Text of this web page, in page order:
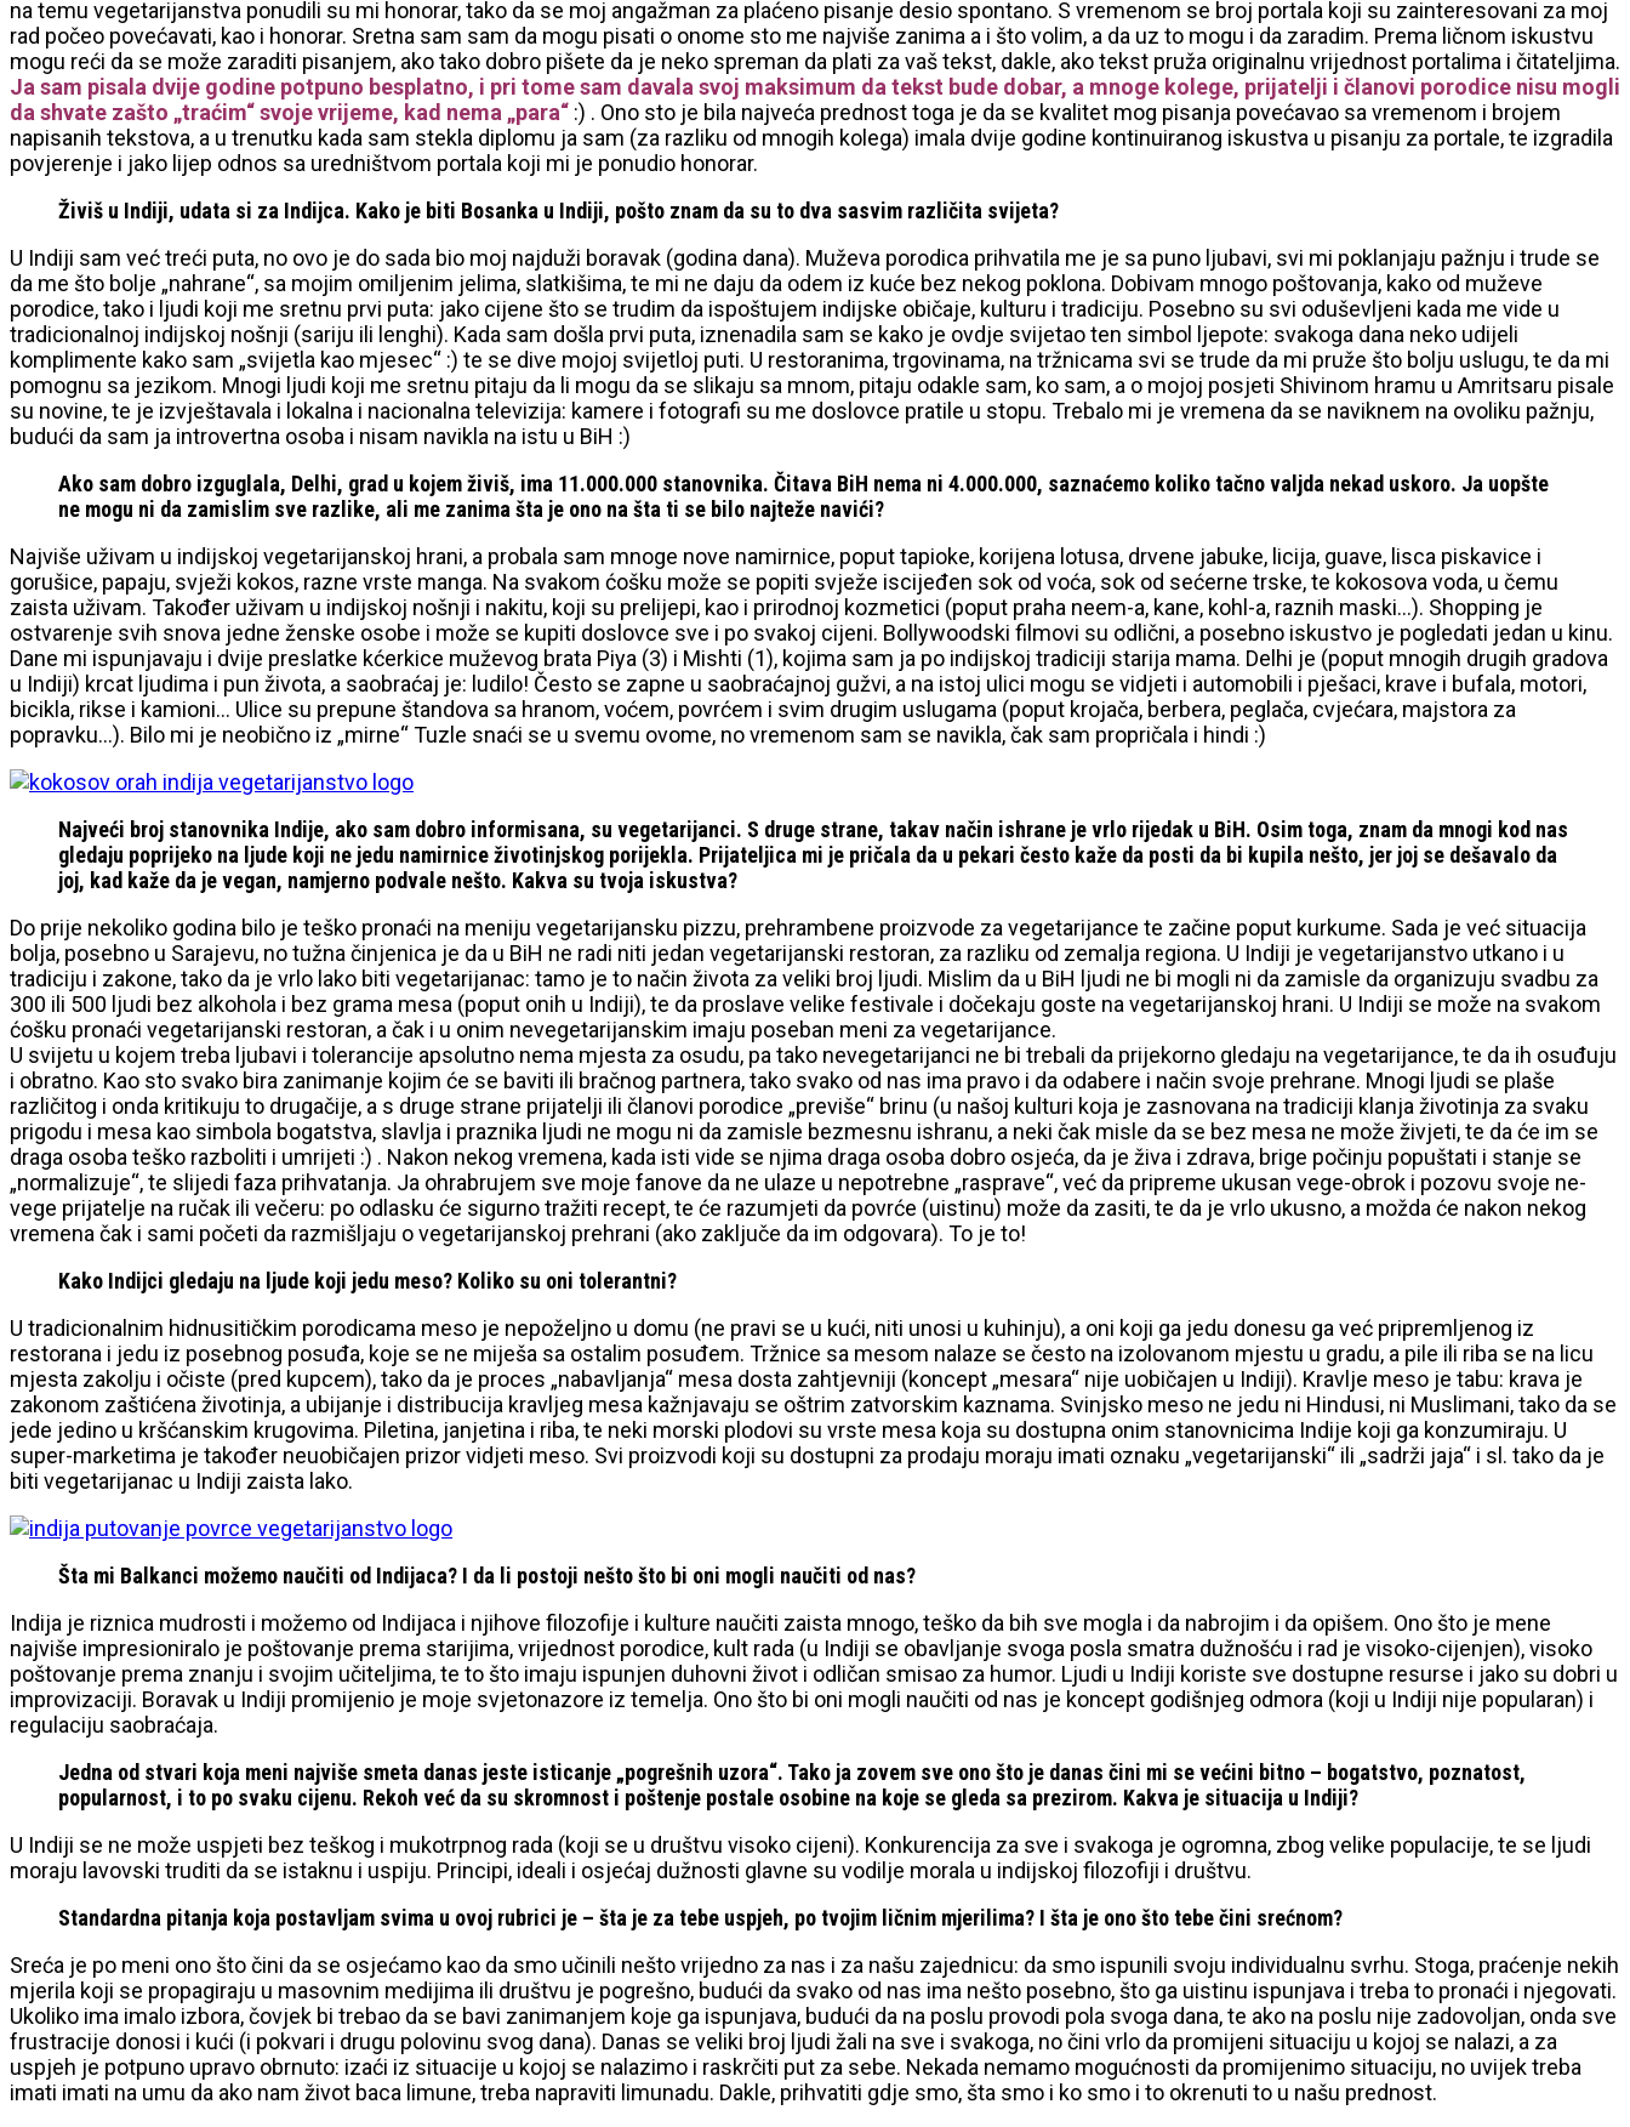
na temu vegetarijanstva ponudili su mi honorar, tako da se moj angažman za plaćeno pisanje desio spontano. S vremenom se broj portala koji su zainteresovani za moj
rad počeo povećavati, kao i honorar. Sretna sam sam da mogu pisati o onome sto me najviše zanima a i što volim, a da uz to mogu i da zaradim. Prema ličnom iskustvu
mogu reći da se može zaraditi pisanjem, ako tako dobro pišete da je neko spreman da plati za vaš tekst, dakle, ako tekst pruža originalnu vrijednost portalima i čitateljima.
Ja sam pisala dvije godine potpuno besplatno, i pri tome sam davala svoj maksimum da tekst bude dobar, a mnoge kolege, prijatelji i članovi porodice nisu mogli
da shvate zašto „traćim“ svoje vrijeme, kad nema „para“ :) . Ono sto je bila najveća prednost toga je da se kvalitet mog pisanja povećavao sa vremenom i brojem
napisanih tekstova, a u trenutku kada sam stekla diplomu ja sam (za razliku od mnogih kolega) imala dvije godine kontinuiranog iskustva u pisanju za portale, te izgradila
povjerenje i jako lijep odnos sa uredništvom portala koji mi je ponudio honorar.
Živiš u Indiji, udata si za Indijca. Kako je biti Bosanka u Indiji, pošto znam da su to dva sasvim različita svijeta?
U Indiji sam već treći puta, no ovo je do sada bio moj najduži boravak (godina dana). Muževa porodica prihvatila me je sa puno ljubavi, svi mi poklanjaju pažnju i trude se
da me što bolje „nahrane“, sa mojim omiljenim jelima, slatkišima, te mi ne daju da odem iz kuće bez nekog poklona. Dobivam mnogo poštovanja, kako od muževe
porodice, tako i ljudi koji me sretnu prvi puta: jako cijene što se trudim da ispoštujem indijske običaje, kulturu i tradiciju. Posebno su svi oduševljeni kada me vide u
tradicionalnoj indijskoj nošnji (sariju ili lenghi). Kada sam došla prvi puta, iznenadila sam se kako je ovdje svijetao ten simbol ljepote: svakoga dana neko udijeli
komplimente kako sam „svijetla kao mjesec“ :) te se dive mojoj svijetloj puti. U restoranima, trgovinama, na tržnicama svi se trude da mi pruže što bolju uslugu, te da mi
pomognu sa jezikom. Mnogi ljudi koji me sretnu pitaju da li mogu da se slikaju sa mnom, pitaju odakle sam, ko sam, a o mojoj posjeti Shivinom hramu u Amritsaru pisale
su novine, te je izvještavala i lokalna i nacionalna televizija: kamere i fotografi su me doslovce pratile u stopu. Trebalo mi je vremena da se naviknem na ovoliku pažnju,
budući da sam ja introvertna osoba i nisam navikla na istu u BiH :)
Ako sam dobro izguglala, Delhi, grad u kojem živiš, ima 11.000.000 stanovnika. Čitava BiH nema ni 4.000.000, saznaćemo koliko tačno valjda nekad uskoro. Ja uopšte
ne mogu ni da zamislim sve razlike, ali me zanima šta je ono na šta ti se bilo najteže navići?
Najviše uživam u indijskoj vegetarijanskoj hrani, a probala sam mnoge nove namirnice, poput tapioke, korijena lotusa, drvene jabuke, licija, guave, lisca piskavice i
gorušice, papaju, svježi kokos, razne vrste manga. Na svakom ćošku može se popiti svježe iscijeđen sok od voća, sok od sećerne trske, te kokosova voda, u čemu
zaista uživam. Također uživam u indijskoj nošnji i nakitu, koji su prelijepi, kao i prirodnoj kozmetici (poput praha neem-a, kane, kohl-a, raznih maski…). Shopping je
ostvarenje svih snova jedne ženske osobe i može se kupiti doslovce sve i po svakoj cijeni. Bollywoodski filmovi su odlični, a posebno iskustvo je pogledati jedan u kinu.
Dane mi ispunjavaju i dvije preslatke kćerkice muževog brata Piya (3) i Mishti (1), kojima sam ja po indijskoj tradiciji starija mama. Delhi je (poput mnogih drugih gradova
u Indiji) krcat ljudima i pun života, a saobraćaj je: ludilo! Često se zapne u saobraćajnoj gužvi, a na istoj ulici mogu se vidjeti i automobili i pješaci, krave i bufala, motori,
bicikla, rikse i kamioni… Ulice su prepune štandova sa hranom, voćem, povrćem i svim drugim uslugama (poput krojača, berbera, peglača, cvjećara, majstora za
popravku…). Bilo mi je neobično iz „mirne“ Tuzle snaći se u svemu ovome, no vremenom sam se navikla, čak sam propričala i hindi :)
Najveći broj stanovnika Indije, ako sam dobro informisana, su vegetarijanci. S druge strane, takav način ishrane je vrlo rijedak u BiH. Osim toga, znam da mnogi kod nas
gledaju poprijeko na ljude koji ne jedu namirnice životinjskog porijekla. Prijateljica mi je pričala da u pekari često kaže da posti da bi kupila nešto, jer joj se dešavalo da
joj, kad kaže da je vegan, namjerno podvale nešto. Kakva su tvoja iskustva?
Do prije nekoliko godina bilo je teško pronaći na meniju vegetarijansku pizzu, prehrambene proizvode za vegetarijance te začine poput kurkume. Sada je već situacija
bolja, posebno u Sarajevu, no tužna činjenica je da u BiH ne radi niti jedan vegetarijanski restoran, za razliku od zemalja regiona. U Indiji je vegetarijanstvo utkano i u
tradiciju i zakone, tako da je vrlo lako biti vegetarijanac: tamo je to način života za veliki broj ljudi. Mislim da u BiH ljudi ne bi mogli ni da zamisle da organizuju svadbu za
300 ili 500 ljudi bez alkohola i bez grama mesa (poput onih u Indiji), te da proslave velike festivale i dočekaju goste na vegetarijanskoj hrani. U Indiji se može na svakom
ćošku pronaći vegetarijanski restoran, a čak i u onim nevegetarijanskim imaju poseban meni za vegetarijance.
U svijetu u kojem treba ljubavi i tolerancije apsolutno nema mjesta za osudu, pa tako nevegetarijanci ne bi trebali da prijekorno gledaju na vegetarijance, te da ih osuđuju
i obratno. Kao sto svako bira zanimanje kojim će se baviti ili bračnog partnera, tako svako od nas ima pravo i da odabere i način svoje prehrane. Mnogi ljudi se plaše
različitog i onda kritikuju to drugačije, a s druge strane prijatelji ili članovi porodice „previše“ brinu (u našoj kulturi koja je zasnovana na tradiciji klanja životinja za svaku
prigodu i mesa kao simbola bogatstva, slavlja i praznika ljudi ne mogu ni da zamisle bezmesnu ishranu, a neki čak misle da se bez mesa ne može živjeti, te da će im se
draga osoba teško razboliti i umrijeti :) . Nakon nekog vremena, kada isti vide se njima draga osoba dobro osjeća, da je živa i zdrava, brige počinju popuštati i stanje se
„normalizuje“, te slijedi faza prihvatanja. Ja ohrabrujem sve moje fanove da ne ulaze u nepotrebne „rasprave“, već da pripreme ukusan vege-obrok i pozovu svoje ne-
vege prijatelje na ručak ili večeru: po odlasku će sigurno tražiti recept, te će razumjeti da povrće (uistinu) može da zasiti, te da je vrlo ukusno, a možda će nakon nekog
vremena čak i sami početi da razmišljaju o vegetarijanskoj prehrani (ako zaključe da im odgovara). To je to!
Kako Indijci gledaju na ljude koji jedu meso? Koliko su oni tolerantni?
U tradicionalnim hidnusitičkim porodicama meso je nepoželjno u domu (ne pravi se u kući, niti unosi u kuhinju), a oni koji ga jedu donesu ga već pripremljenog iz
restorana i jedu iz posebnog posuđa, koje se ne miješa sa ostalim posuđem. Tržnice sa mesom nalaze se često na izolovanom mjestu u gradu, a pile ili riba se na licu
mjesta zakolju i očiste (pred kupcem), tako da je proces „nabavljanja“ mesa dosta zahtjevniji (koncept „mesara“ nije uobičajen u Indiji). Kravlje meso je tabu: krava je
zakonom zaštićena životinja, a ubijanje i distribucija kravljeg mesa kažnjavaju se oštrim zatvorskim kaznama. Svinjsko meso ne jedu ni Hindusi, ni Muslimani, tako da se
jede jedino u kršćanskim krugovima. Piletina, janjetina i riba, te neki morski plodovi su vrste mesa koja su dostupna onim stanovnicima Indije koji ga konzumiraju. U
super-marketima je također neuobičajen prizor vidjeti meso. Svi proizvodi koji su dostupni za prodaju moraju imati oznaku „vegetarijanski“ ili „sadrži jaja“ i sl. tako da je
biti vegetarijanac u Indiji zaista lako.
Šta mi Balkanci možemo naučiti od Indijaca? I da li postoji nešto što bi oni mogli naučiti od nas?
Indija je riznica mudrosti i možemo od Indijaca i njihove filozofije i kulture naučiti zaista mnogo, teško da bih sve mogla i da nabrojim i da opišem. Ono što je mene
najviše impresioniralo je poštovanje prema starijima, vrijednost porodice, kult rada (u Indiji se obavljanje svoga posla smatra dužnošću i rad je visoko-cijenjen), visoko
poštovanje prema znanju i svojim učiteljima, te to što imaju ispunjen duhovni život i odličan smisao za humor. Ljudi u Indiji koriste sve dostupne resurse i jako su dobri u
improvizaciji. Boravak u Indiji promijenio je moje svjetonazore iz temelja. Ono što bi oni mogli naučiti od nas je koncept godišnjeg odmora (koji u Indiji nije popularan) i
regulaciju saobraćaja.
Jedna od stvari koja meni najviše smeta danas jeste isticanje „pogrešnih uzora“. Tako ja zovem sve ono što je danas čini mi se većini bitno – bogatstvo, poznatost,
popularnost, i to po svaku cijenu. Rekoh već da su skromnost i poštenje postale osobine na koje se gleda sa prezirom. Kakva je situacija u Indiji?
U Indiji se ne može uspjeti bez teškog i mukotrpnog rada (koji se u društvu visoko cijeni). Konkurencija za sve i svakoga je ogromna, zbog velike populacije, te se ljudi
moraju lavovski truditi da se istaknu i uspiju. Principi, ideali i osjećaj dužnosti glavne su vodilje morala u indijskoj filozofiji i društvu.
Standardna pitanja koja postavljam svima u ovoj rubrici je – šta je za tebe uspjeh, po tvojim ličnim mjerilima? I šta je ono što tebe čini srećnom?
Sreća je po meni ono što čini da se osjećamo kao da smo učinili nešto vrijedno za nas i za našu zajednicu: da smo ispunili svoju individualnu svrhu. Stoga, praćenje nekih
mjerila koji se propagiraju u masovnim medijima ili društvu je pogrešno, budući da svako od nas ima nešto posebno, što ga uistinu ispunjava i treba to pronaći i njegovati.
Ukoliko ima imalo izbora, čovjek bi trebao da se bavi zanimanjem koje ga ispunjava, budući da na poslu provodi pola svoga dana, te ako na poslu nije zadovoljan, onda sve
frustracije donosi i kući (i pokvari i drugu polovinu svog dana). Danas se veliki broj ljudi žali na sve i svakoga, no čini vrlo da promijeni situaciju u kojoj se nalazi, a za
uspjeh je potpuno upravo obrnuto: izaći iz situacije u kojoj se nalazimo i raskrčiti put za sebe. Nekada nemamo mogućnosti da promijenimo situaciju, no uvijek treba
imati imati na umu da ako nam život baca limune, treba napraviti limunadu. Dakle, prihvatiti gdje smo, šta smo i ko smo i to okrenuti to u našu prednost.